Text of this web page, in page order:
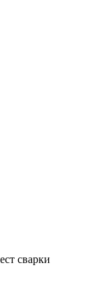
сварки